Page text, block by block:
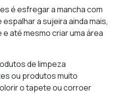
é esfregar a mancha com
a sujeira ainda mais,
até mesmo criar uma área
de limpeza
ou produtos muito
o tapete ou corroer